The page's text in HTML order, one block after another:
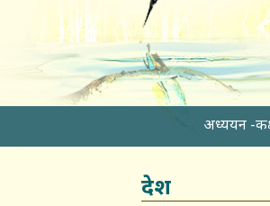
अध्ययन -कक्ष
देश